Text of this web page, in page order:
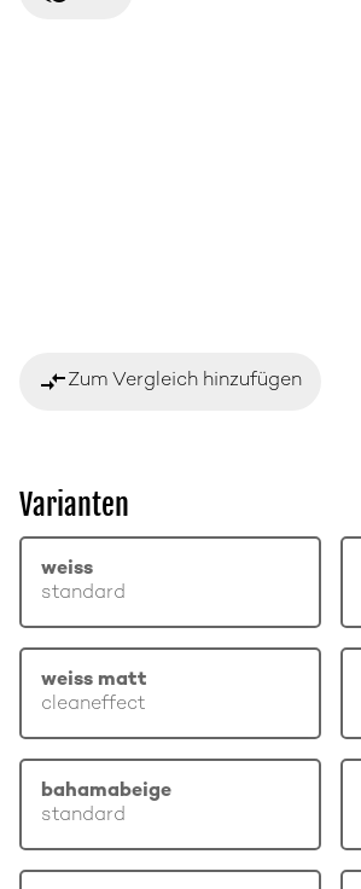
compare_arrowsZum Vergleich hinzufügen
Varianten
weiss
standard
weiss matt
cleaneffect
bahamabeige
standard